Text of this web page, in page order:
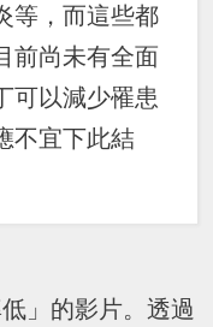
等，而這些都
前尚未有全面
可以減少罹患
不宜下此結
」的影片。透過